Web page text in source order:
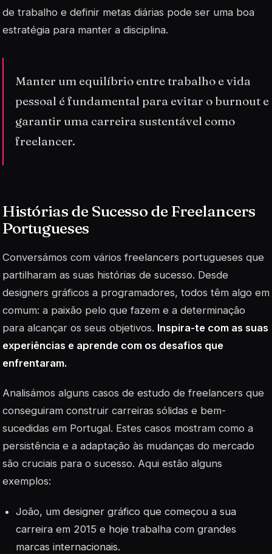
de trabalho e definir metas diárias pode ser uma boa
estratégia para manter a disciplina.
Manter um equilíbrio entre trabalho e vida
pessoal é fundamental para evitar o burnout e
garantir uma carreira sustentável como
freelancer.
Histórias de Sucesso de Freelancers
Portugueses
Conversámos com vários freelancers portugueses que
partilharam as suas histórias de sucesso. Desde
designers gráficos a programadores, todos têm algo em
comum: a paixão pelo que fazem e a determinação
para alcançar os seus objetivos. Inspira-te com as suas
experiências e aprende com os desafios que
enfrentaram.
Analisámos alguns casos de estudo de freelancers que
conseguiram construir carreiras sólidas e bem-
sucedidas em Portugal. Estes casos mostram como a
persistência e a adaptação às mudanças do mercado
são cruciais para o sucesso. Aqui estão alguns
exemplos:
João, um designer gráfico que começou a sua
carreira em 2015 e hoje trabalha com grandes
marcas internacionais.